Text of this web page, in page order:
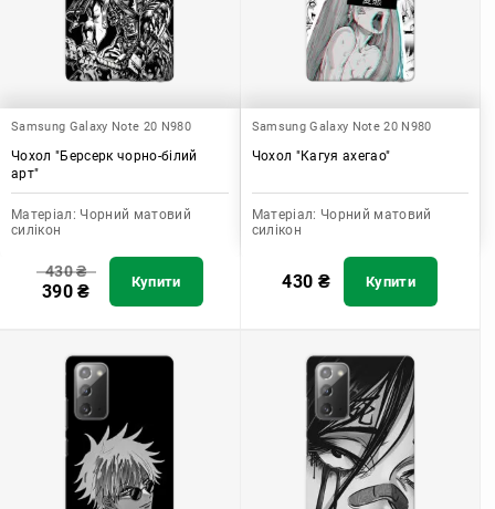
Samsung Galaxy Note 20 N980
Чохол "Берсерк чорно-білий
арт"
Матеріал: Чорний матовий
силікон
430₴
390₴ Купити
Samsung Galaxy Note 20 N980
Чохол "Кагуя ахегао"
Матеріал: Чорний матовий
силікон
430 ₴ Купити